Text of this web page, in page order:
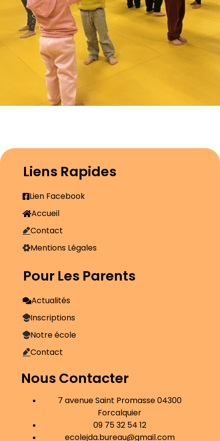
Liens Rapides
Lien Facebook
Accueil
Contact
Mentions Légales
Pour Les Parents
Actualités
Inscriptions
Notre école
Contact
Nous Contacter
7 avenue Saint Promasse 04300
Forcalquier
09 75 32 54 12
ecolejda.bureau@gmail.com